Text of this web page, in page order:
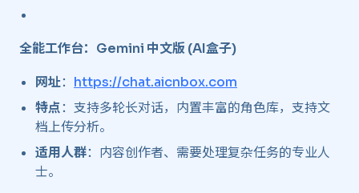
全能工作台：Gemini 中文版 (AI盒子)
网址： https://chat.aicnbox.com
特点：支持多轮长对话，内置丰富的角色库，支持文
档上传分析。
适用人群：内容创作者、需要处理复杂任务的专业人
士。